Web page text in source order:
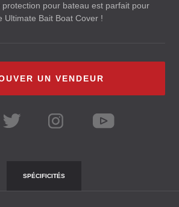
pour bateau est parfait pour
Ultimate Bait Boat Cover !
UN VENDEUR
SPÉCIFICITÉS